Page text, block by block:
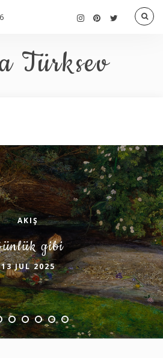
Türksev
AKIŞ
gibi
13 JUL 2025